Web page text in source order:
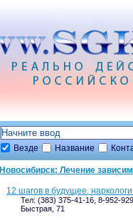
Везде Название
Новосибирск: Лечение
12 шагов в будущее,
Тел: (383) 375-41-16, 8-952-
Быстрая, 71